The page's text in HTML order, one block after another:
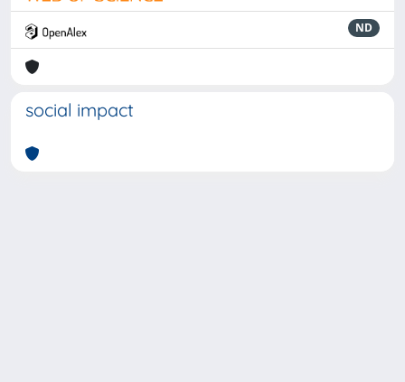
ND
social impact